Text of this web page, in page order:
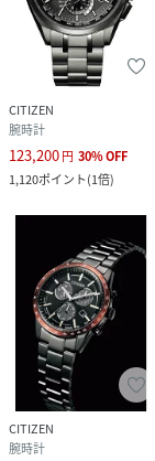
1/20秒クロノグ
ダイレクトフラ
ワールドタイム
パーフェックス
自動補正機能、
メーカー保証 1
性別タイプ
原産国
素材
CITIZEN
腕時計
123,200円 30%OFF
1,120ポイント(1倍)
CITIZEN
腕時計